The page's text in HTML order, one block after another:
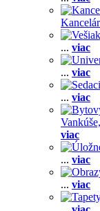
... viac
... viac
... viac
Vankúše,
viac
... viac
... viac